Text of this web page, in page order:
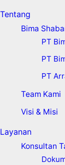
Tentang
Bima
PT
PT
PT
Team Kami
Visi & Misi
Layanan
Konsultan